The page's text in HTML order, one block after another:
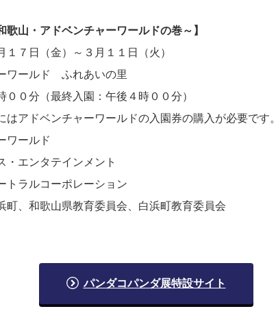
山・アドベンチャーワールドの巻～】
１７日（金）～３月１１日（火）
ワールド ふれあいの里
００分（最終入園：午後４時００分）
ドベンチャーワールドの入園券の購入が必要です。
ールド
・エンタテインメント
トラルコーポレーション
、和歌山県教育委員会、白浜町教育委員会
パンダコパンダ展特設サイト